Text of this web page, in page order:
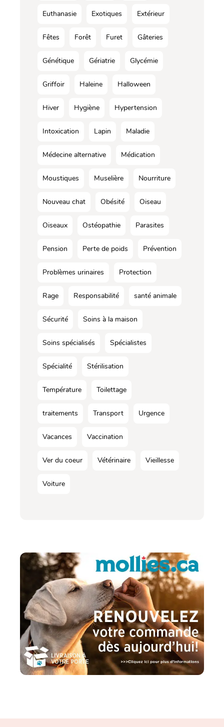
Euthanasie Exotiques Extérieur
Fêtes Forêt Furet Gâteries
Génétique Gériatrie Glycémie
Griffoir Haleine Halloween
Hiver Hygiène Hypertension
Intoxication Lapin Maladie
Médecine alternative Médication
Moustiques Muselière Nourriture
Nouveau chat Obésité Oiseau
Oiseaux Ostéopathie Parasites
Pension Perte de poids Prévention
Problèmes urinaires Protection
Rage Responsabilité santé animale
Sécurité Soins à la maison
Soins spécialisés Spécialistes
Spécialité Stérilisation
Température Toilettage
traitements Transport Urgence
Vacances Vaccination
Ver du coeur Vétérinaire Vieillesse
Voiture